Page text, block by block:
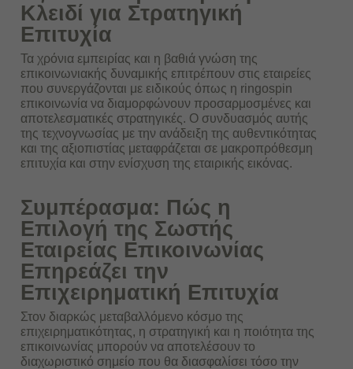
Κλειδί για Στρατηγική
Επιτυχία
Τα χρόνια εμπειρίας και η βαθιά γνώση της
επικοινωνιακής δυναμικής επιτρέπουν στις εταιρείες
που συνεργάζονται με ειδικούς όπως η ringospin
επικοινωνία να διαμορφώνουν προσαρμοσμένες και
αποτελεσματικές στρατηγικές. Ο συνδυασμός αυτής
της τεχνογνωσίας με την ανάδειξη της αυθεντικότητας
και της αξιοπιστίας μεταφράζεται σε μακροπρόθεσμη
επιτυχία και στην ενίσχυση της εταιρικής εικόνας.
Συμπέρασμα: Πώς η
Επιλογή της Σωστής
Εταιρείας Επικοινωνίας
Επηρεάζει την
Επιχειρηματική Επιτυχία
Στον διαρκώς μεταβαλλόμενο κόσμο της
επιχειρηματικότητας, η στρατηγική και η ποιότητα της
επικοινωνίας μπορούν να αποτελέσουν το
διαχωριστικό σημείο που θα διασφαλίσει τόσο την